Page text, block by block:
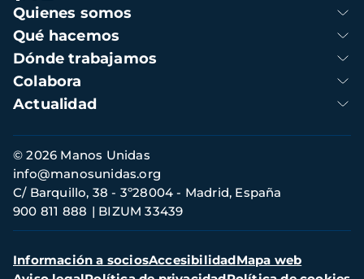
Navegación
principal
Quienes somos
Qué hacemos
Dónde trabajamos
Colabora
Actualidad
Información
de
contacto
© 2026 Manos Unidas
C/ Barquillo, 38 - 3º28004 - Madrid, España
900 811 888
BIZUM 33439
info@manosunidas.org
Menú
secundario
Información a sociosAccesibilidadMapa web